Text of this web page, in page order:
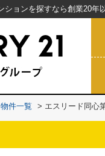
物件一覧 > エスリード同心